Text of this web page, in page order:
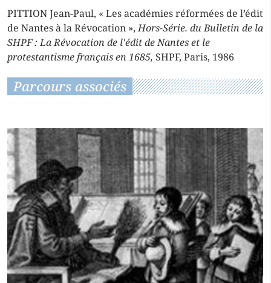
PITTION Jean-Paul, « Les académies réformées de l’édit
de Nantes à la Révocation »,Hors-Série. du Bulletin de la
SHPF : La Révocation de l'édit de Nantes et le
protestantisme français en 1685, SHPF, Paris, 1986
Parcours associés